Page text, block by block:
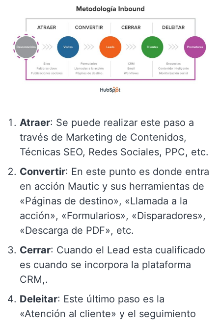
Atraer: Se puede realizar este paso a
través de Marketing de Contenidos,
Técnicas SEO, Redes Sociales, PPC, etc.
Convertir: En este punto es donde entra
en acción Mautic y sus herramientas de
«Páginas de destino», «Llamada a la
acción», «Formularios», «Disparadores»,
«Descarga de PDF», etc.
Cerrar: Cuando el Lead esta cualificado
es cuando se incorpora la plataforma
CRM,.
Deleitar: Este último paso es la
«Atención al cliente» y el seguimiento